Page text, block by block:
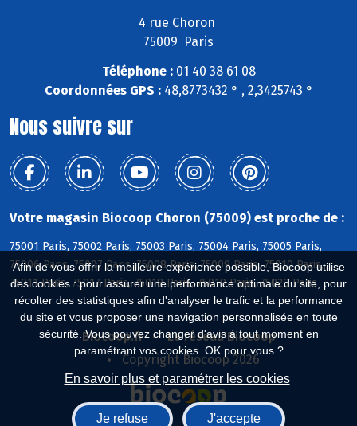
Afin de vous offrir la meilleure expérience possible, Biocoop utilise
des cookies : pour assurer une performance optimale du site, pour
récolter des statistiques afin d'analyser le trafic et la performance
du site et vous proposer une navigation personnalisée en toute
sécurité. Vous pouvez changer d'avis à tout moment en
paramétrant vos cookies. OK pour vous ?
En savoir plus et paramétrer les cookies
Je refuse J'accepte
4 rue Choron
75009 Paris
Téléphone :01 40 38 61 08
Coordonnées GPS :48,8773432 ° , 2,3425743 °
Nous suivre sur
Votre magasin Biocoop Choron (75009) est proche de :
75001 Paris, 75002 Paris, 75003 Paris, 75004 Paris, 75005 Paris,
75006 Paris, 75007 Paris, 75008 Paris, 75009 Paris, 75010 Paris,
75011 Paris, 75017 Paris, 75018 Paris, 75019 Paris, 75020 Paris
Biocoop.fr
Le réseau Biocoop
Copyright Biocoop 2026